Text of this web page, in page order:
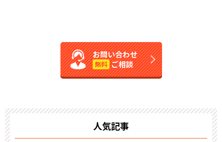
お問い合わせ
無料 ご相談
人気記事